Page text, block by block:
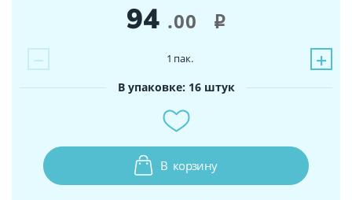
94 .00 i
− +
1 пак.
В упаковке: 16 штук
В корзину